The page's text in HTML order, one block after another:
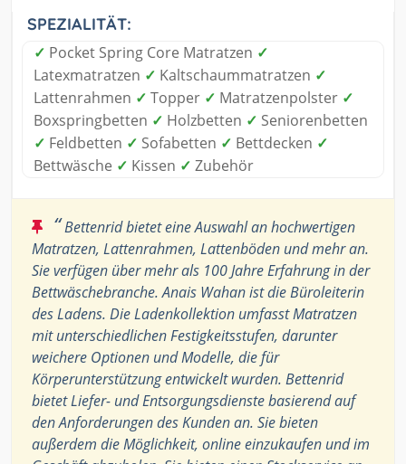
SPEZIALITÄT:
✓ Pocket Spring Core Matratzen ✓
Latexmatratzen ✓ Kaltschaummatratzen ✓
Lattenrahmen ✓ Topper ✓ Matratzenpolster ✓
Boxspringbetten ✓ Holzbetten ✓ Seniorenbetten
✓ Feldbetten ✓ Sofabetten ✓ Bettdecken ✓
Bettwäsche ✓ Kissen ✓ Zubehör
“Bettenrid bietet eine Auswahl an hochwertigen
Matratzen, Lattenrahmen, Lattenböden und mehr an.
Sie verfügen über mehr als 100 Jahre Erfahrung in der
Bettwäschebranche. Anais Wahan ist die Büroleiterin
des Ladens. Die Ladenkollektion umfasst Matratzen
mit unterschiedlichen Festigkeitsstufen, darunter
weichere Optionen und Modelle, die für
Körperunterstützung entwickelt wurden. Bettenrid
bietet Liefer- und Entsorgungsdienste basierend auf
den Anforderungen des Kunden an. Sie bieten
außerdem die Möglichkeit, online einzukaufen und im